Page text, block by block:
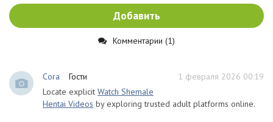
Добавить
Комментарии (1)
Cora Гости
1 февраля 2026 00:19
Locate explicit Watch Shemale
Hentai Videos by exploring trusted adult platforms online.